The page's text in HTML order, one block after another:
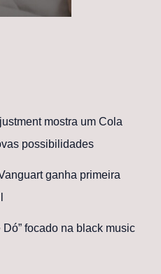
mostra um Cola
possibilidades
ganha primeira
focado na black music